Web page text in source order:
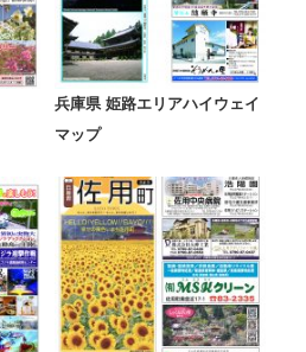
兵庫県 姫路エリアハイウェイ
マップ